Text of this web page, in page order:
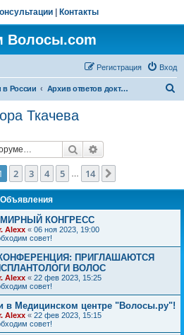
Контакты
Волосы.com
Вход
Регистрация
в России Архив ответов доктора Ткачева
Ткачева
Поиск
из 14
2 3 4 5 14
Объявления
КОНГРЕСС
Alexx « 06 ноя 2023, 19:00
совет!
ПРИГЛАШАЮТСЯ
ВОЛОС
Alexx « 22 фев 2023, 15:25
совет!
в Медицинском центре "Волосы.ру"!
Alexx « 22 фев 2023, 15:15
совет!